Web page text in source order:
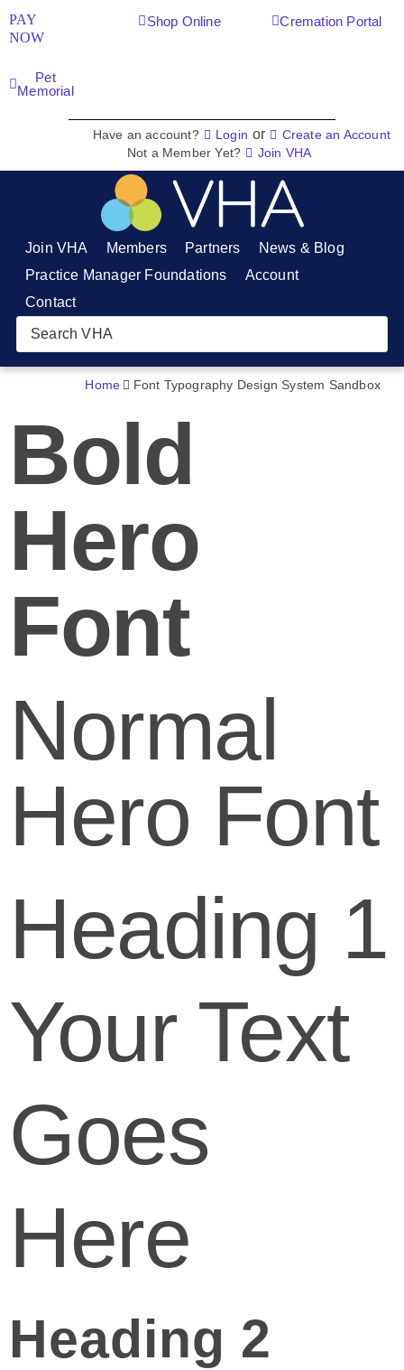
PAY
NOW
Shop Online Cremation Portal
Pet
Memorial
Have an account? Login or
Create an Account
Not a Member Yet?
Join VHA
Join VHA Members Partners
News & Blog
Practice Manager Foundations
Account
Contact
Home Font Typography Design System Sandbox
Bold
Hero
Font
Normal
Hero Font
Heading 1
Your Text
Goes
Here
Heading 2